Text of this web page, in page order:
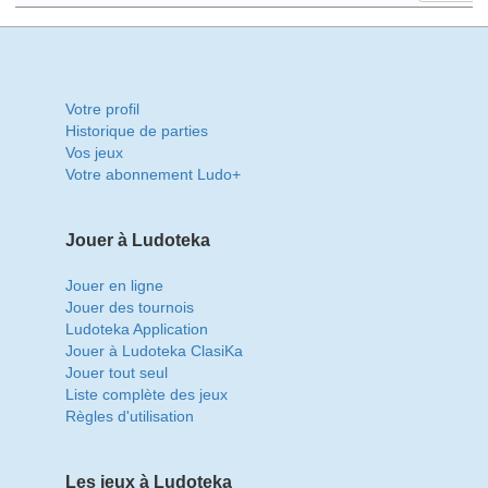
Votre profil
Historique de parties
Vos jeux
Votre abonnement Ludo+
Jouer à Ludoteka
Jouer en ligne
Jouer des tournois
Ludoteka Application
Jouer à Ludoteka ClasiKa
Jouer tout seul
Liste complète des jeux
Règles d'utilisation
Les jeux à Ludoteka